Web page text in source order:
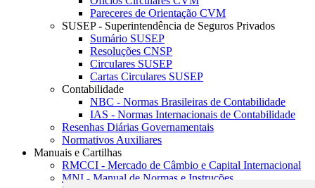
Pareceres de Orientação CVM
SUSEP - Superintendência de Seguros Privados
Sumário SUSEP
Resoluções CNSP
Circulares SUSEP
Cartas Circulares SUSEP
Contabilidade
NBC - Normas Brasileiras de Contabilidade
IAS - Normas Internacionais de Contabilidade
Resenhas Diárias Governamentais
Normativos Auxiliares
Manuais e Cartilhas
RMCCI - Mercado de Câmbio e Capital Internacional
MNI - Manual de Normas e Instruções